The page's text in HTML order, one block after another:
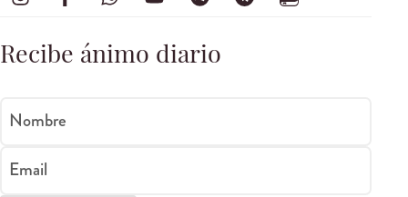
Recibe ánimo diario
Nombre
Email